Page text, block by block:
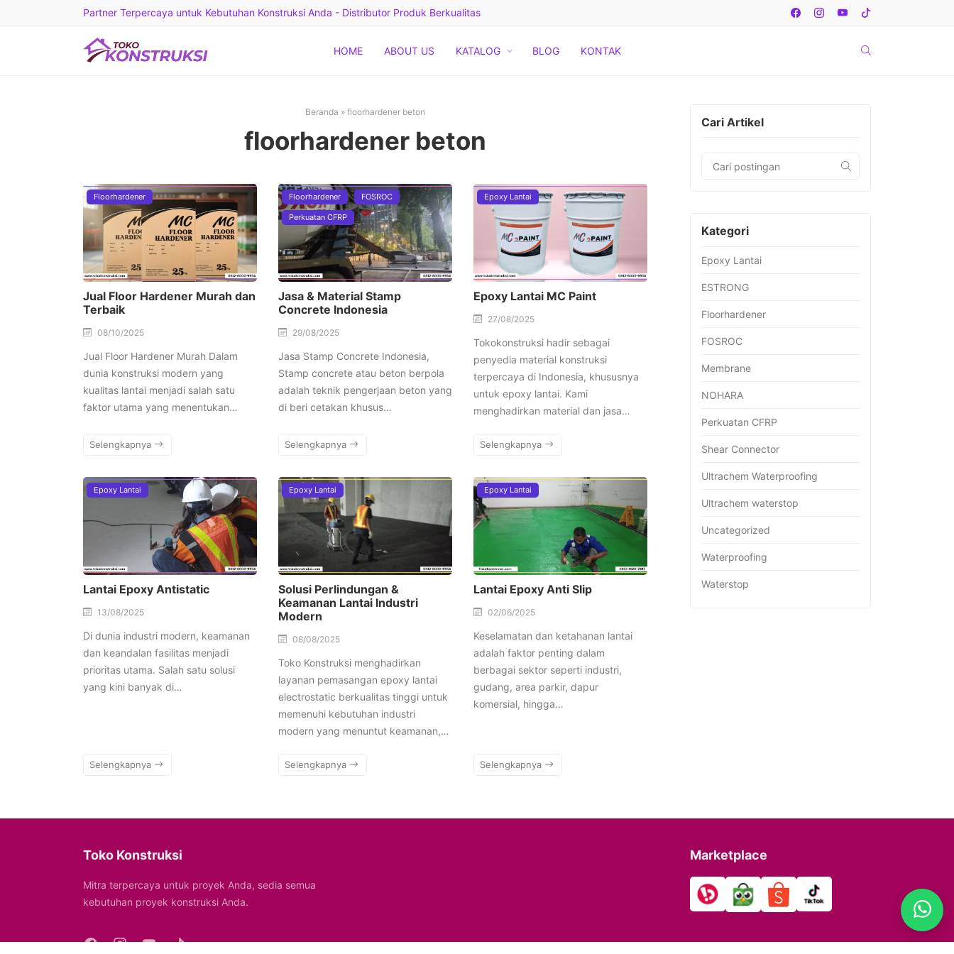
Partner Terpercaya untuk Kebutuhan Konstruksi Anda - Distributor Produk Berkualitas
HOME ABOUT US KATALOG BLOG KONTAK
Beranda » floorhardener beton
floorhardener beton
Floorhardener
Jual Floor Hardener Murah dan
Terbaik
08/10/2025
Jual Floor Hardener Murah Dalam
dunia konstruksi modern yang
kualitas lantai menjadi salah satu
faktor utama yang menentukan…
Selengkapnya
Floorhardener FOSROC
Perkuatan CFRP
Jasa & Material Stamp
Concrete Indonesia
29/08/2025
Jasa Stamp Concrete Indonesia,
Stamp concrete atau beton berpola
adalah teknik pengerjaan beton yang
di beri cetakan khusus…
Selengkapnya
Epoxy Lantai
Epoxy Lantai MC Paint
27/08/2025
Tokokonstruksi hadir sebagai
penyedia material konstruksi
terpercaya di Indonesia, khususnya
untuk epoxy lantai. Kami
menghadirkan material dan jasa…
Selengkapnya
Epoxy Lantai
Lantai Epoxy Antistatic
13/08/2025
Di dunia industri modern, keamanan
dan keandalan fasilitas menjadi
prioritas utama. Salah satu solusi
yang kini banyak di…
Selengkapnya
Epoxy Lantai
Solusi Perlindungan &
Keamanan Lantai Industri
Modern
08/08/2025
Toko Konstruksi menghadirkan
layanan pemasangan epoxy lantai
electrostatic berkualitas tinggi untuk
memenuhi kebutuhan industri
modern yang menuntut keamanan,…
Selengkapnya
Epoxy Lantai
Lantai Epoxy Anti Slip
02/06/2025
Keselamatan dan ketahanan lantai
adalah faktor penting dalam
berbagai sektor seperti industri,
gudang, area parkir, dapur
komersial, hingga…
Selengkapnya
Cari Artikel
Kategori
Epoxy Lantai
ESTRONG
Floorhardener
FOSROC
Membrane
NOHARA
Perkuatan CFRP
Shear Connector
Ultrachem Waterproofing
Ultrachem waterstop
Uncategorized
Waterproofing
Waterstop
Toko Konstruksi
Mitra terpercaya untuk proyek Anda, sedia semua
kebutuhan proyek konstruksi Anda.
Marketplace